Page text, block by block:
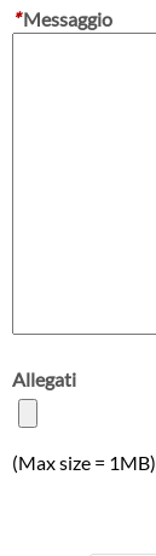
*Messaggio
Allegati
(Max size = 1MB)